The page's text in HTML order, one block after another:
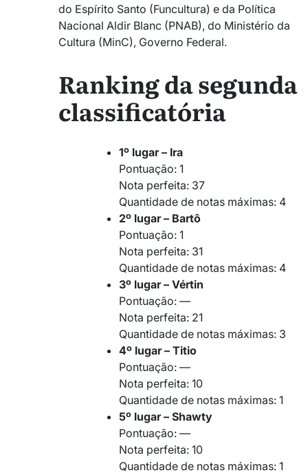
do Espírito Santo (Funcultura) e da Política
Nacional Aldir Blanc (PNAB), do Ministério da
Cultura (MinC), Governo Federal.
Ranking da segunda
classificatória
1º lugar – Ira
Pontuação: 1
Nota perfeita: 37
Quantidade de notas máximas: 4
2º lugar – Bartô
Pontuação: 1
Nota perfeita: 31
Quantidade de notas máximas: 4
3º lugar – Vértin
Pontuação: —
Nota perfeita: 21
Quantidade de notas máximas: 3
4º lugar – Titio
Pontuação: —
Nota perfeita: 10
Quantidade de notas máximas: 1
5º lugar – Shawty
Pontuação: —
Nota perfeita: 10
Quantidade de notas máximas: 1